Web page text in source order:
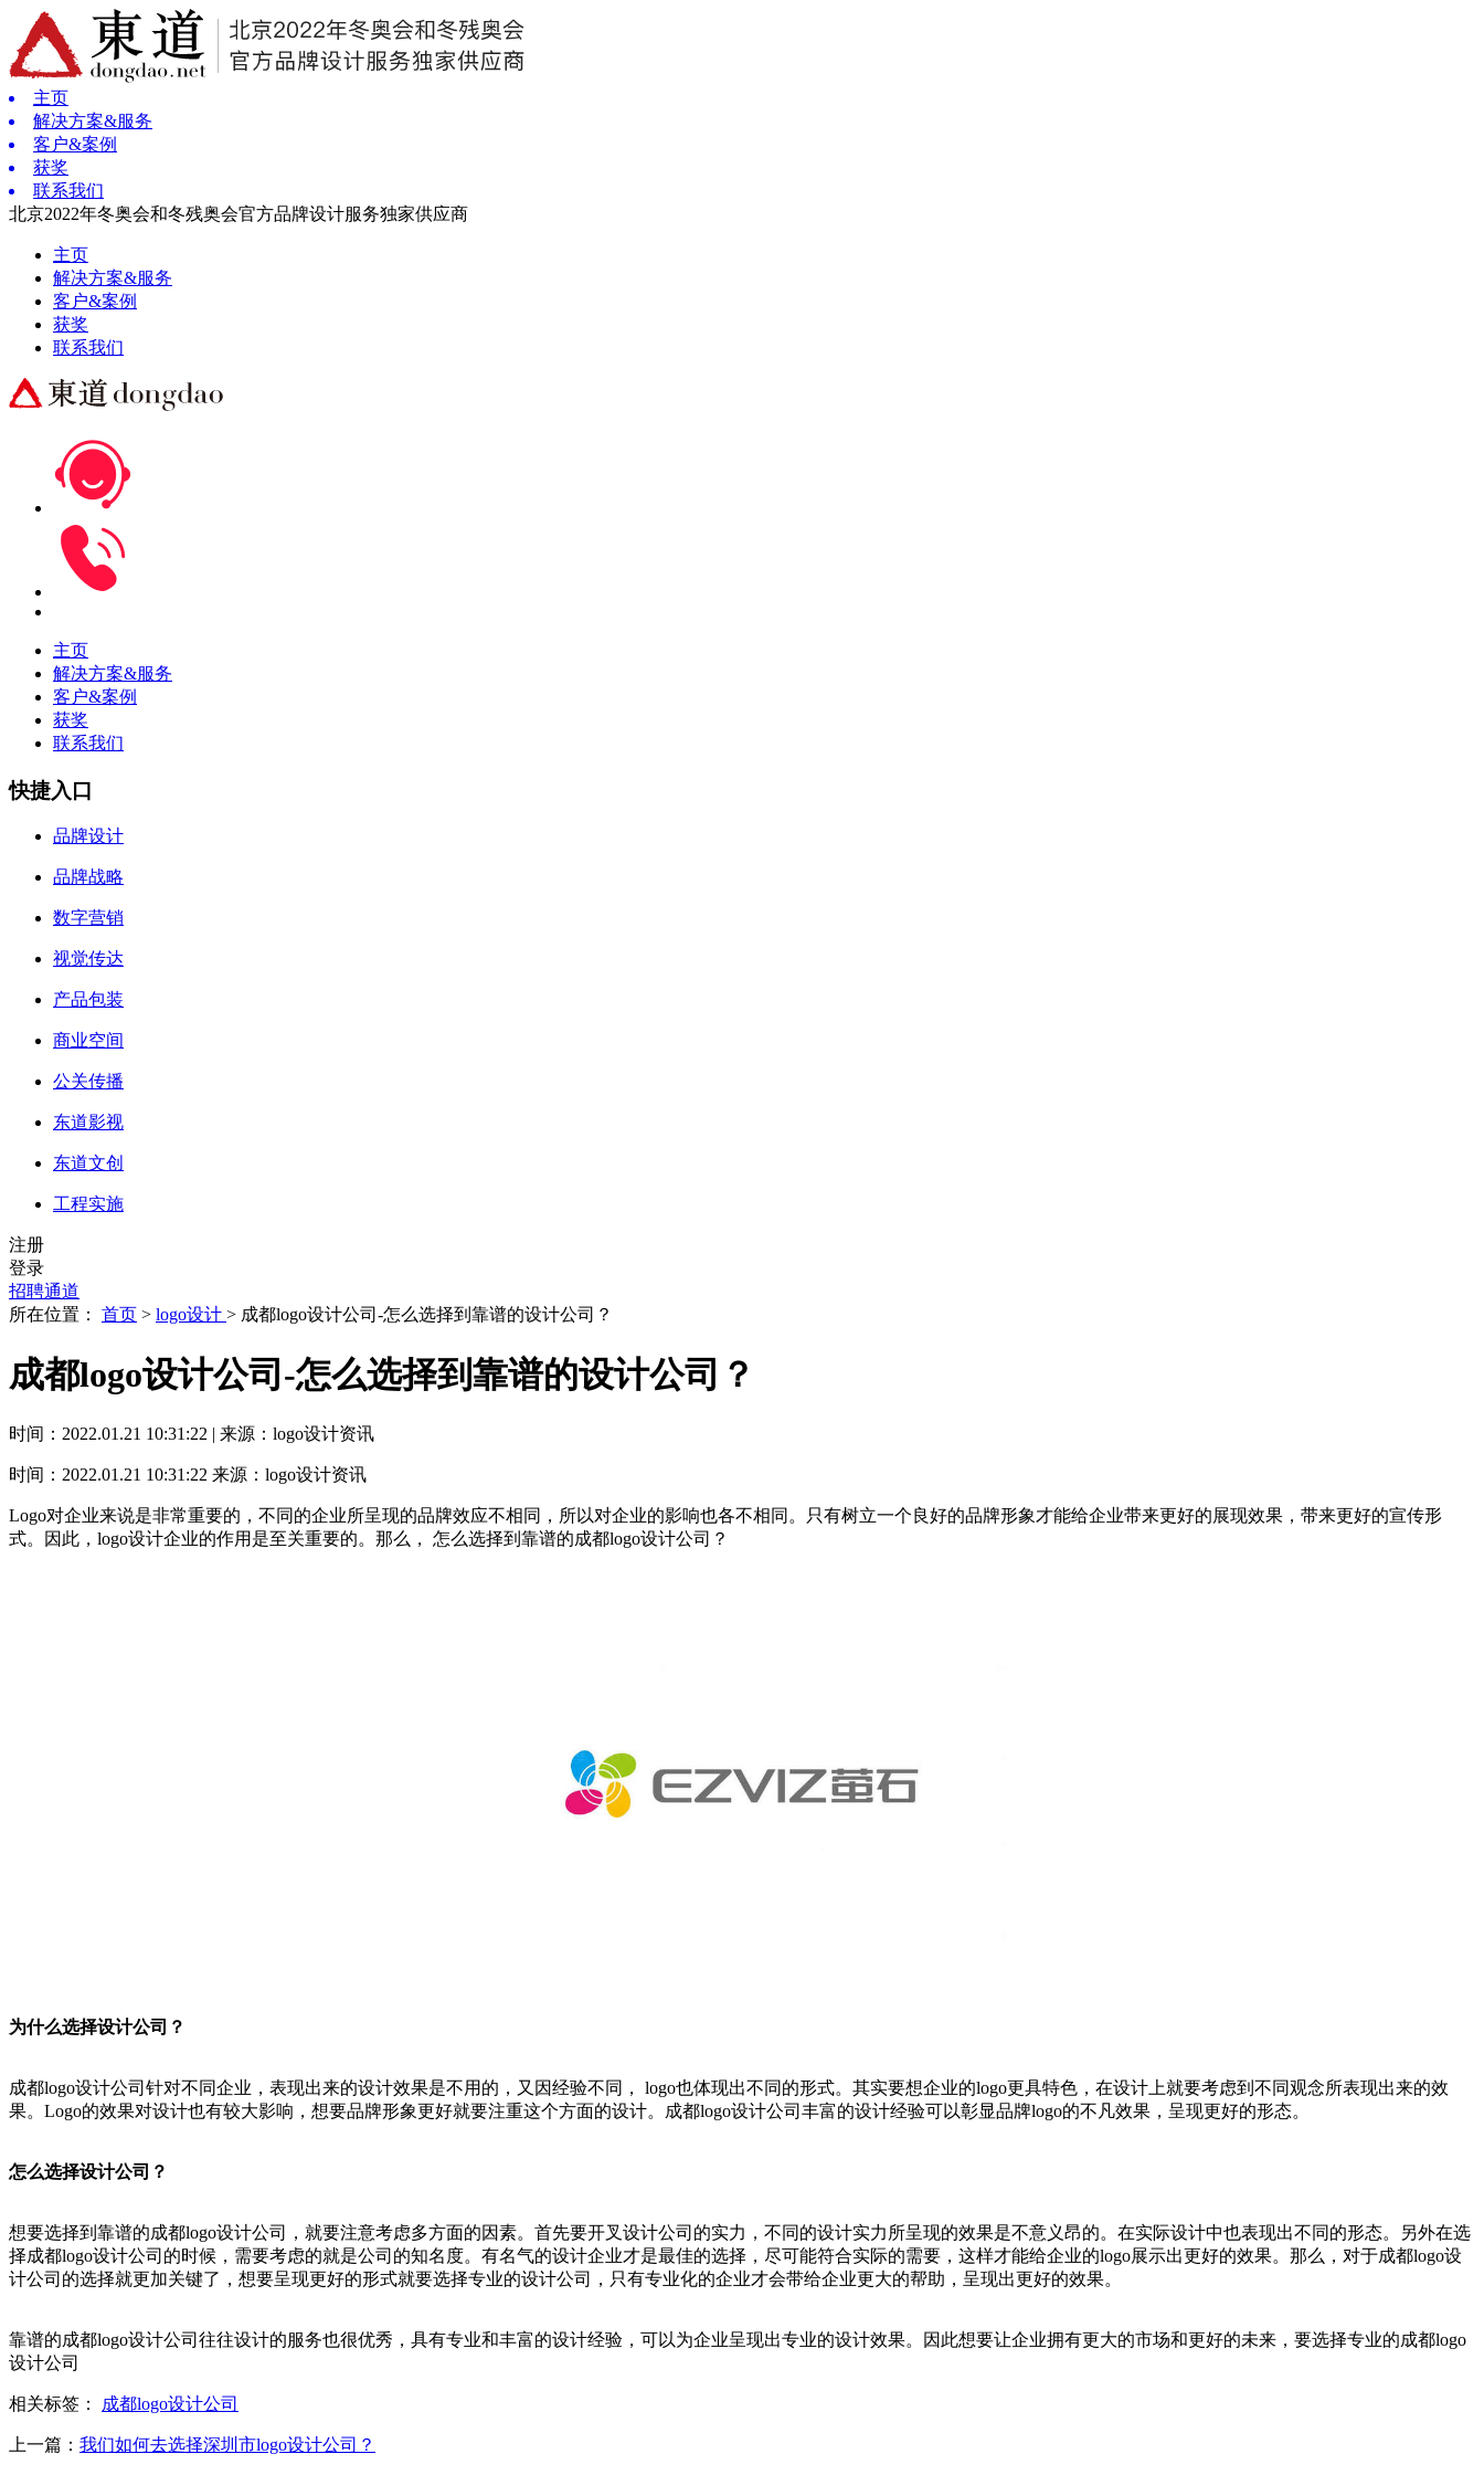
主页
解决方案&服务
客户&案例
获奖
联系我们
北京2022年冬奥会和冬残奥会官方品牌设计服务独家供应商
主页
解决方案&服务
客户&案例
获奖
联系我们
主页
解决方案&服务
客户&案例
获奖
联系我们
快捷入口
品牌设计
品牌战略
数字营销
视觉传达
产品包装
商业空间
公关传播
东道影视
东道文创
工程实施
注册
登录
招聘通道
所在位置： 首页 > logo设计 > 成都logo设计公司-怎么选择到靠谱的设计公司？
成都logo设计公司-怎么选择到靠谱的设计公司？
时间：2022.01.21 10:31:22 | 来源：logo设计资讯
时间：2022.01.21 10:31:22 来源：logo设计资讯
Logo对企业来说是非常重要的，不同的企业所呈现的品牌效应不相同，所以对企业的影响也各不相同。只有树立一个良好的品牌形象才能给企业带来更好的展现效果，带来更好的宣传形
式。因此，logo设计企业的作用是至关重要的。那么， 怎么选择到靠谱的成都logo设计公司？
为什么选择设计公司？
成都logo设计公司针对不同企业，表现出来的设计效果是不用的，又因经验不同， logo也体现出不同的形式。其实要想企业的logo更具特色，在设计上就要考虑到不同观念所表现出来的效
果。Logo的效果对设计也有较大影响，想要品牌形象更好就要注重这个方面的设计。成都logo设计公司丰富的设计经验可以彰显品牌logo的不凡效果，呈现更好的形态。
怎么选择设计公司？
想要选择到靠谱的成都logo设计公司，就要注意考虑多方面的因素。首先要开叉设计公司的实力，不同的设计实力所呈现的效果是不意义昂的。在实际设计中也表现出不同的形态。另外在选
择成都logo设计公司的时候，需要考虑的就是公司的知名度。有名气的设计企业才是最佳的选择，尽可能符合实际的需要，这样才能给企业的logo展示出更好的效果。那么，对于成都logo设
计公司的选择就更加关键了，想要呈现更好的形式就要选择专业的设计公司，只有专业化的企业才会带给企业更大的帮助，呈现出更好的效果。
靠谱的成都logo设计公司往往设计的服务也很优秀，具有专业和丰富的设计经验，可以为企业呈现出专业的设计效果。因此想要让企业拥有更大的市场和更好的未来，要选择专业的成都logo
设计公司
相关标签： 成都logo设计公司
上一篇： 我们如何去选择深圳市logo设计公司？